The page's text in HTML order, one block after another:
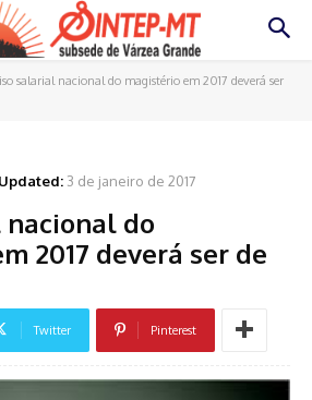
salarial nacional do magistério em 2017 deverá ser
Updated: 3 de janeiro de 2017
do
2017 deverá ser de
Twitter Pinterest